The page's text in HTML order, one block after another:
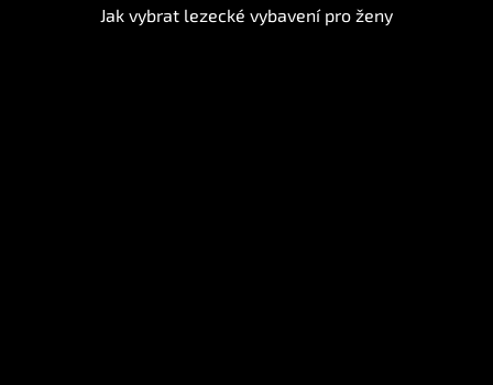
Jak vybrat lezecké vybavení pro ženy